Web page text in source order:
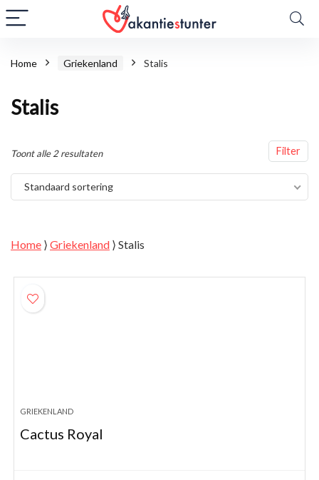
Home Griekenland Stalis
Stalis
Filter
Toont alle 2 resultaten
Standaard sortering
Home ⟩ Griekenland ⟩ Stalis
GRIEKENLAND
Cactus Royal